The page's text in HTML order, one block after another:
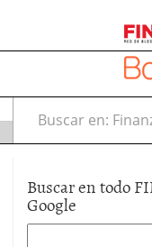
Buscar en:
Buscar en todo
Google